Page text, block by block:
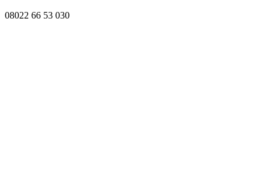
08022 66 53 030